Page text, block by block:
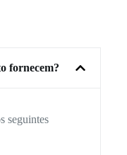
fornecem?
seguintes